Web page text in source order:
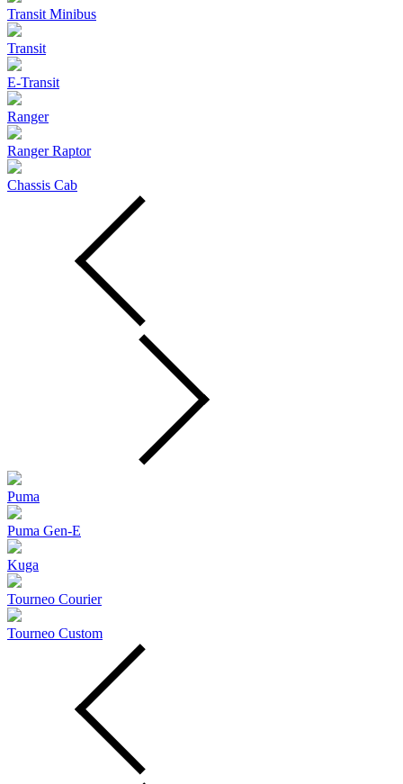
Transit Minibus
Transit
E-Transit
Ranger
Ranger Raptor
Chassis Cab
Puma
Puma Gen‑E
Kuga
Tourneo Courier
Tourneo Custom